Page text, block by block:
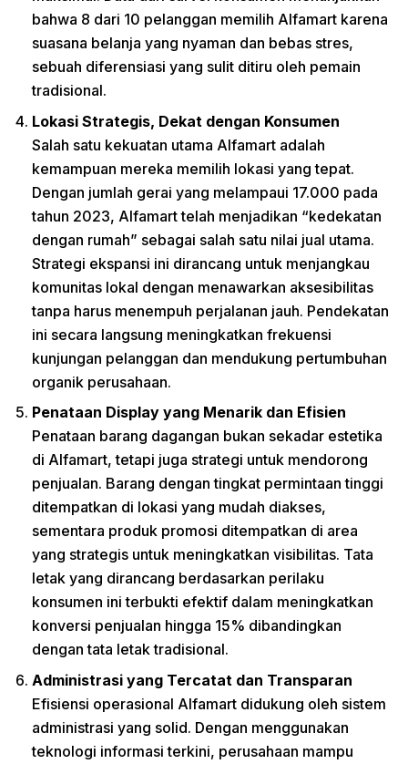
bahwa 8 dari 10 pelanggan memilih Alfamart karena
suasana belanja yang nyaman dan bebas stres,
sebuah diferensiasi yang sulit ditiru oleh pemain
tradisional.
Lokasi Strategis, Dekat dengan Konsumen
Salah satu kekuatan utama Alfamart adalah
kemampuan mereka memilih lokasi yang tepat.
Dengan jumlah gerai yang melampaui 17.000 pada
tahun 2023, Alfamart telah menjadikan “kedekatan
dengan rumah” sebagai salah satu nilai jual utama.
Strategi ekspansi ini dirancang untuk menjangkau
komunitas lokal dengan menawarkan aksesibilitas
tanpa harus menempuh perjalanan jauh. Pendekatan
ini secara langsung meningkatkan frekuensi
kunjungan pelanggan dan mendukung pertumbuhan
organik perusahaan.
Penataan Display yang Menarik dan Efisien
Penataan barang dagangan bukan sekadar estetika
di Alfamart, tetapi juga strategi untuk mendorong
penjualan. Barang dengan tingkat permintaan tinggi
ditempatkan di lokasi yang mudah diakses,
sementara produk promosi ditempatkan di area
yang strategis untuk meningkatkan visibilitas. Tata
letak yang dirancang berdasarkan perilaku
konsumen ini terbukti efektif dalam meningkatkan
konversi penjualan hingga 15% dibandingkan
dengan tata letak tradisional.
Administrasi yang Tercatat dan Transparan
Efisiensi operasional Alfamart didukung oleh sistem
administrasi yang solid. Dengan menggunakan
teknologi informasi terkini, perusahaan mampu